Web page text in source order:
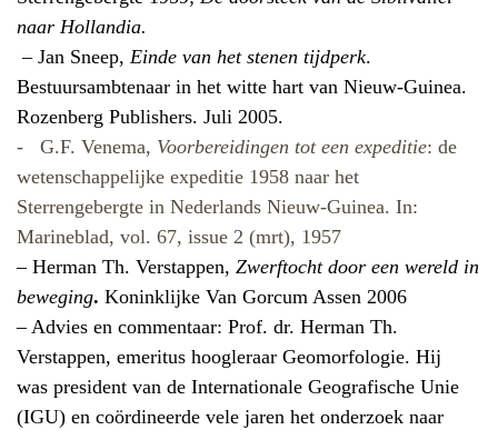
naar Hollandia.
– Jan Sneep, Einde van het stenen tijdperk.
Bestuursambtenaar in het witte hart van Nieuw-Guinea.
Rozenberg Publishers. Juli 2005.
-
G.F. Venema, Voorbereidingen tot een expeditie: de
wetenschappelijke expeditie 1958 naar het
Sterrengebergte in Nederlands Nieuw-Guinea. In:
Marineblad, vol. 67, issue 2 (mrt), 1957
– Herman Th. Verstappen, Zwerftocht door een wereld in
beweging. Koninklijke Van Gorcum Assen 2006
– Advies en commentaar: Prof. dr. Herman Th.
Verstappen, emeritus hoogleraar Geomorfologie. Hij
was president van de Internationale Geografische Unie
(IGU) en coördineerde vele jaren het onderzoek naar